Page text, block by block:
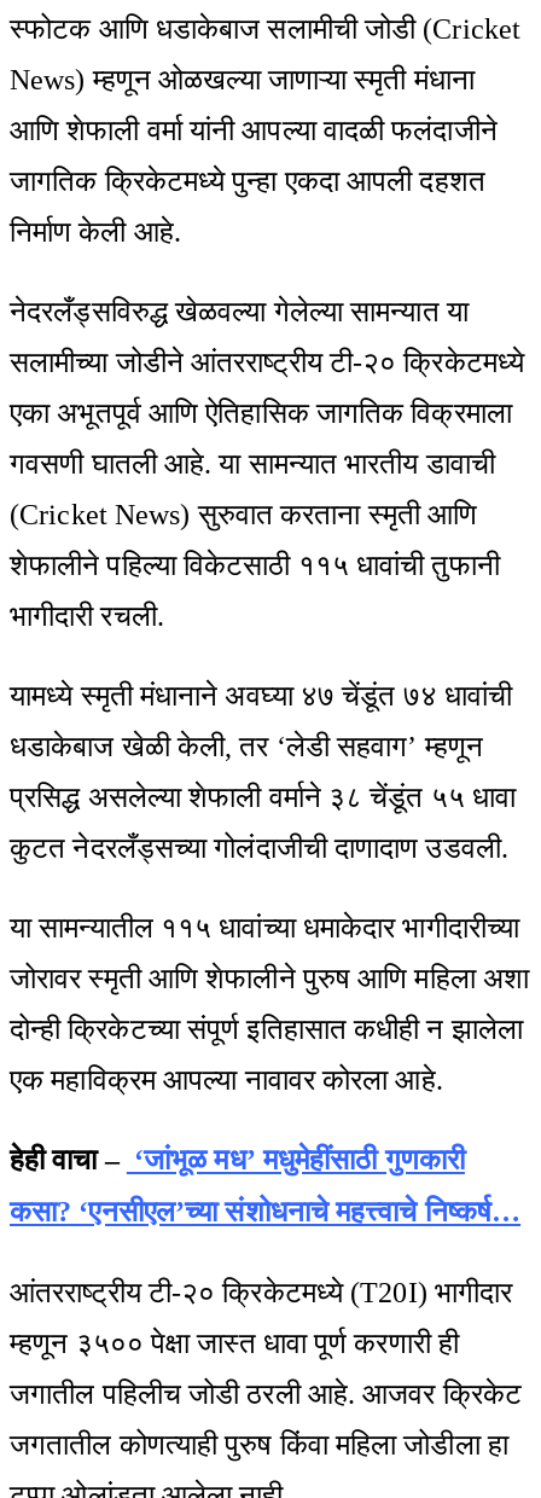
स्फोटक आणि धडाकेबाज सलामीची जोडी (Cricket
News) म्हणून ओळखल्या जाणाऱ्या स्मृती मंधाना
आणि शेफाली वर्मा यांनी आपल्या वादळी फलंदाजीने
जागतिक क्रिकेटमध्ये पुन्हा एकदा आपली दहशत
निर्माण केली आहे.
नेदरलँड्सविरुद्ध खेळवल्या गेलेल्या सामन्यात या
सलामीच्या जोडीने आंतरराष्ट्रीय टी-२० क्रिकेटमध्ये
एका अभूतपूर्व आणि ऐतिहासिक जागतिक विक्रमाला
गवसणी घातली आहे. या सामन्यात भारतीय डावाची
(Cricket News) सुरुवात करताना स्मृती आणि
शेफालीने पहिल्या विकेटसाठी ११५ धावांची तुफानी
भागीदारी रचली.
यामध्ये स्मृती मंधानाने अवघ्या ४७ चेंडूंत ७४ धावांची
धडाकेबाज खेळी केली, तर ‘लेडी सहवाग’ म्हणून
प्रसिद्ध असलेल्या शेफाली वर्माने ३८ चेंडूंत ५५ धावा
कुटत नेदरलँड्सच्या गोलंदाजीची दाणादाण उडवली.
या सामन्यातील ११५ धावांच्या धमाकेदार भागीदारीच्या
जोरावर स्मृती आणि शेफालीने पुरुष आणि महिला अशा
दोन्ही क्रिकेटच्या संपूर्ण इतिहासात कधीही न झालेला
एक महाविक्रम आपल्या नावावर कोरला आहे.
हेही वाचा – ‘जांभूळ मध’ मधुमेहींसाठी गुणकारी
कसा? ‘एनसीएल’च्या संशोधनाचे महत्त्वाचे निष्कर्ष…
आंतरराष्ट्रीय टी-२० क्रिकेटमध्ये (T20I) भागीदार
म्हणून ३५०० पेक्षा जास्त धावा पूर्ण करणारी ही
जगातील पहिलीच जोडी ठरली आहे. आजवर क्रिकेट
जगतातील कोणत्याही पुरुष किंवा महिला जोडीला हा